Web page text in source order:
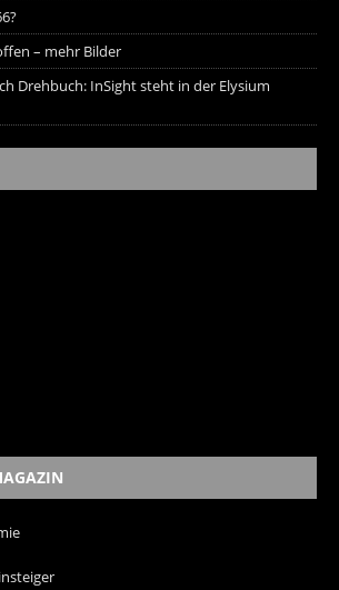
– mehr Bilder
Drehbuch: InSight steht in der Elysium